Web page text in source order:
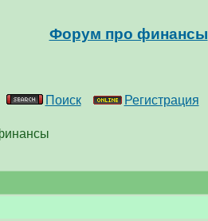
Форум про финансы
Поиск Регистрация